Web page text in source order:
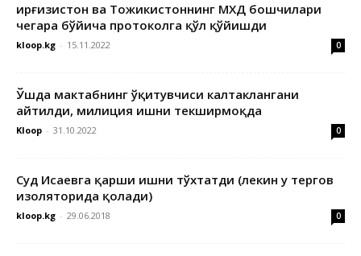
Қирғизистон ва Тожикистоннинг МХДҚ бошчилари
чегара бўйича протоколга қўл қўйишди
kloop.kg - 15.11.2022 0
Ўшда мактабнинг ўқитувчиси калтаклангани
айтилди, милиция ишни текширмоқда
Kloop - 31.10.2022 0
Суд Исаевга қарши ишни тўхтатди (лекин у тергов
изоляторида қолади)
kloop.kg - 29.06.2018 0